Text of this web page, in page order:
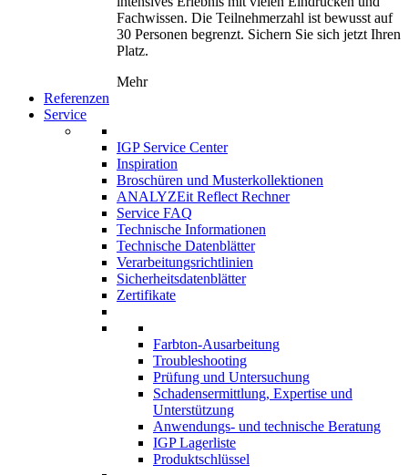
Fachwissen. Die Teilnehmerzahl ist bewusst auf
30 Personen begrenzt. Sichern Sie sich jetzt Ihren
Platz.
Mehr
Referenzen
Service
IGP Service Center
Inspiration
Broschüren und Musterkollektionen
ANALYZEit Reflect Rechner
Service FAQ
Technische Informationen
Technische Datenblätter
Verarbeitungsrichtlinien
Sicherheitsdatenblätter
Zertifikate
Farbton-Ausarbeitung
Troubleshooting
Prüfung und Untersuchung
Schadensermittlung, Expertise und
Unterstützung
Anwendungs- und technische Beratung
IGP Lagerliste
Produktschlüssel